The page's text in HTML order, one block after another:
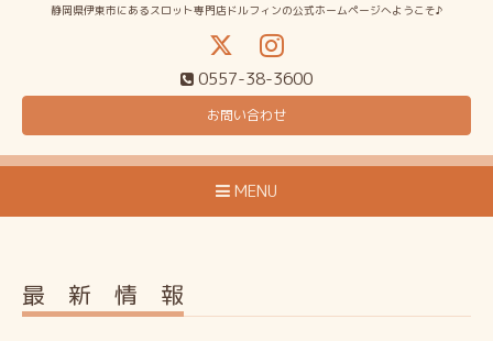
静岡県伊東市にあるスロット専門店ドルフィンの公式ホームページへようこそ♪
0557-38-3600
お問い合わせ
MENU
最 新 情 報